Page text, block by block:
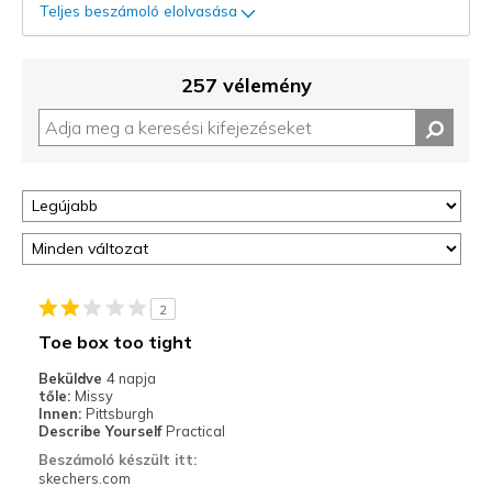
Teljes beszámoló elolvasása
257 vélemény
2
Toe box too tight
Beküldve 4 napja
tőle: Missy
Innen: Pittsburgh
Describe Yourself Practical
Beszámoló készült itt:
skechers.com